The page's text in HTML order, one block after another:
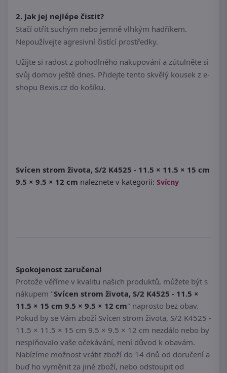
2. Jak jej nejlépe čistit?
Stačí otřít suchým nebo jemně vlhkým hadříkem.
Nepoužívejte agresivní čistící prostředky.
Užijte si radost z pohodlného nakupování a zútulněte si
svůj domov ještě dnes. Přidejte tento skvělý kousek z e-
shopu Bexis.cz do košíku.
Svícen strom života, S/2 K4525 - 11.5 × 11.5 × 15 cm
9.5 × 9.5 × 12 cm naleznete v kategorii: Svícny
Spokojenost zaručena!
Protože věříme v kvalitu našich produktů, můžete být s
nákupem "Svícen strom života, S/2 K4525 - 11.5 ×
11.5 × 15 cm 9.5 × 9.5 × 12 cm" naprosto bez obav.
Pokud by se Vám zboží Svícen strom života, S/2 K4525 -
11.5 × 11.5 × 15 cm 9.5 × 9.5 × 12 cm nezdálo nebo by
nesplňovalo vaše očekávání, není důvod k obavám.
Nabízíme možnost vrátit zboží do 14 dnů od doručení a
buď ho vyměnit za jiné zboží, nebo odstoupit od